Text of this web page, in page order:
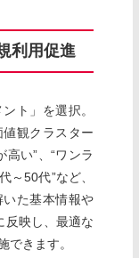
利用促進
ト」を選択。
観クラスター
い”、“ワンラ
～50代”など、
た基本情報や
反映し、最適な
できます。